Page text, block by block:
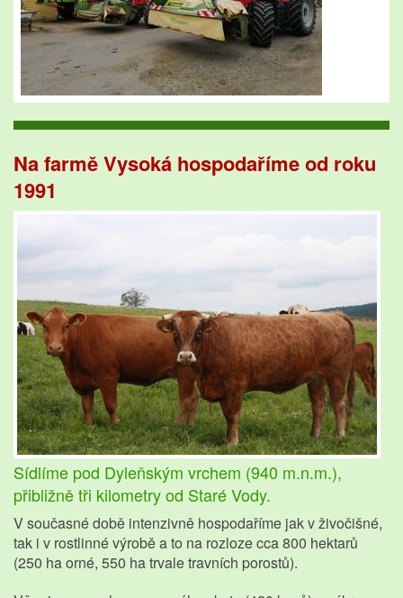
Na farmě Vysoká hospodaříme od roku
1991
Sídlíme pod Dyleňským vrchem (940 m.n.m.),
přibližně tři kilometry od Staré Vody.
V současné době intenzivně hospodaříme jak v živočišné,
tak i v rostlinné výrobě a to na rozloze cca 800 hektarů
(250 ha orné, 550 ha trvale travních porostů).